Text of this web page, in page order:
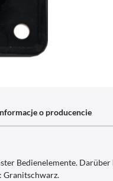
o producencie
Bedienelemente.
Granitschwarz.